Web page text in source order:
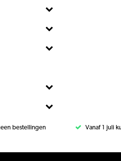
bestellingen
Vanaf 1 juli